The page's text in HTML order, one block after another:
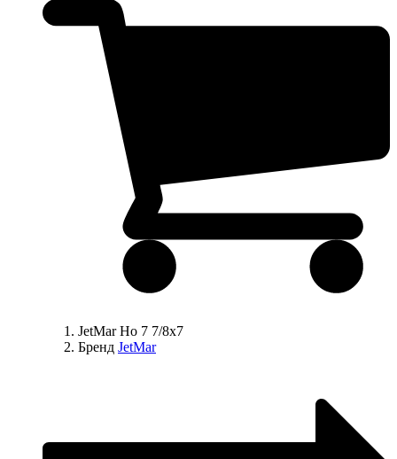
JetMar Ho 7 7/8x7
Бренд JetMar